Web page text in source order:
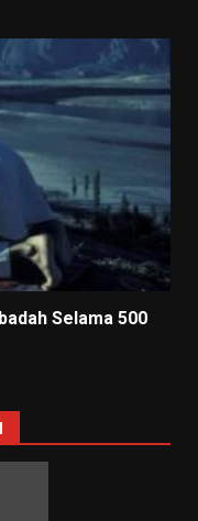
Selama 500